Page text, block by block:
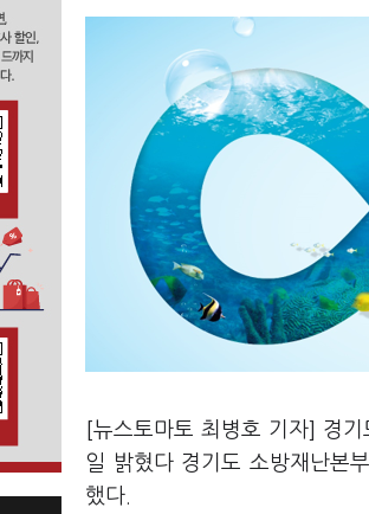
[뉴스토마토 최병호 기자] 경
일 밝혔다 경기도 소방재난본
했다.